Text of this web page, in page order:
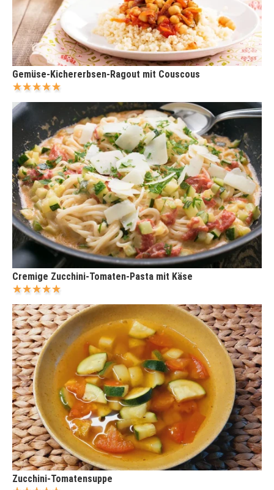
Gemüse-Kichererbsen-Ragout mit Couscous
Cremige Zucchini-Tomaten-Pasta mit Käse
Zucchini-Tomatensuppe